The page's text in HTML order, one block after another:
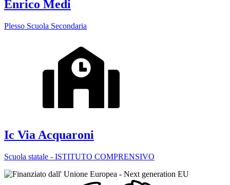
Enrico Medi
Plesso Scuola Secondaria
Ic Via Acquaroni
Scuola statale - ISTITUTO COMPRENSIVO